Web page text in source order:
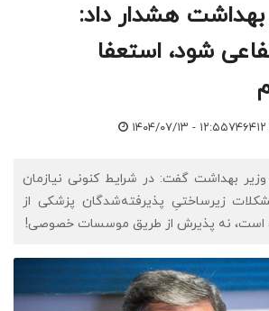
هشدار داد:
شود، استعفا
۱۴۰۴/۰۷/۱۳ - ۱۲:۵۵
وزیر بهداشت گفت: در شرایط کنونی نیازمان
زیرساختیِ پذیرفته‌شدگان پزشکی از
است، نه پذیرش از طریق موسسات خصوصی!